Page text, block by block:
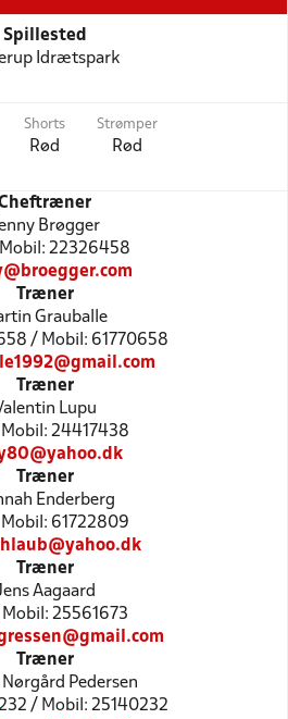
Spillested
Idrætspark
Shorts
Rød
Strømper
Rød
Brøgger
Mobil: 22326458
Træner
Grauballe
/ Mobil: 61770658
Træner
Lupu
Mobil: 24417438
Træner
Enderberg
Mobil: 61722809
Træner
Aagaard
Mobil: 25561673
Træner
Pedersen
/ Mobil: 25140232